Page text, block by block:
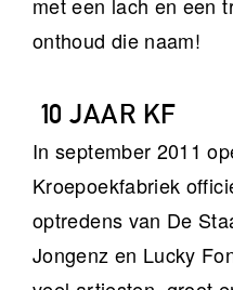
onthoud die naam!
10 JAAR KF
In september 2011
Kroepoekfabriek
optredens van De
Jongenz en Lucky